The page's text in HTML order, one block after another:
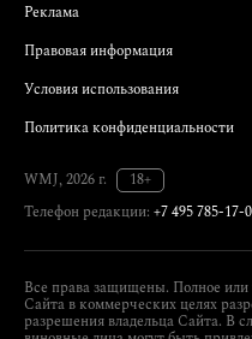
Реклама
Правовая информация
Условия использования
Политика конфиденциальности
WMJ, 2026 г.
18+
Телефон редакции: +7 495 785-17-
Все права защищены. Полное или
Сайта в коммерческих целях
разрешения владельца Сайта. В